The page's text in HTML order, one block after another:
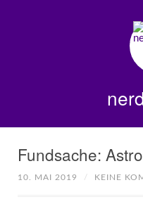
Fundsache:
10. MAI 2019 / KEINE